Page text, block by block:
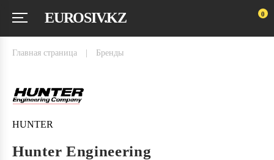
EUROSIV.KZ 0
главная страница бренды
HUNTER
Hunter Engineering